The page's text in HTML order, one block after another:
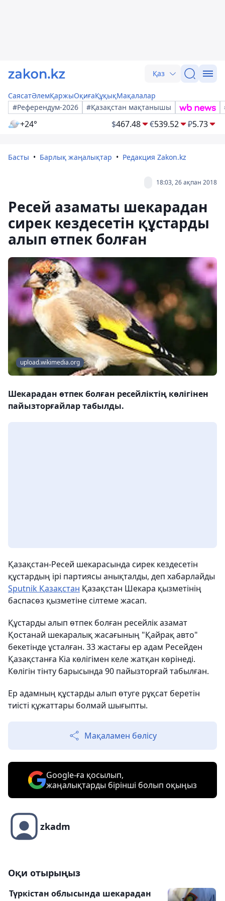
Қаз
СаясатӘлемҚаржыОқиғаҚұқықМақалалар
#Референдум-2026
#Қазақстан мақтанышы
+24° $467.48 €539.52 ₽5.73
Басты Барлық жаңалықтар Редакция Zakon.kz
18:03, 26 ақпан 2018
Ресей азаматы шекарадан
сирек кездесетін құстарды
алып өтпек болған
upload.wikimedia.org
Шекарадан өтпек болған ресейліктің көлігінен
пайызторғайлар табылды.
Қазақстан-Ресей шекарасында сирек кездесетін
құстардың ірі партиясы анықталды, деп хабарлайды
Sputnik Қазақстан Қазақстан Шекара қызметінің
баспасөз қызметіне сілтеме жасап.
Құстарды алып өтпек болған ресейлік азамат
Қостанай шекаралық жасағының "Қайрақ авто"
бекетінде ұсталған. 33 жастағы ер адам Ресейден
Қазақстанға Kia көлігімен келе жатқан көрінеді.
Көлігін тінту барысында 90 пайызторғай табылған.
Ер адамның құстарды алып өтуге рұқсат беретін
тиісті құжаттары болмай шығыпты.
Мақаламен бөлісу
Google-ға қосылып,
жаңалықтарды бірінші болып оқыңыз
zkadm
Оқи отырыңыз
Түркістан облысында шекарадан